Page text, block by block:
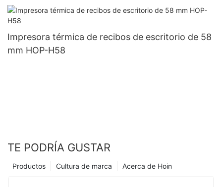
Impresora térmica de recibos de escritorio de 58
mm HOP-H58
TE PODRÍA GUSTAR
Acerca de Hoin
Cultura de marca
Productos